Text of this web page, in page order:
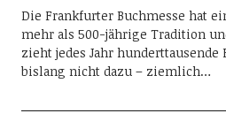
Die Frankfurter Buchmesse hat
mehr als 500-jährige Tradition
zieht jedes Jahr hunderttausende
bislang nicht dazu – ziemlich…